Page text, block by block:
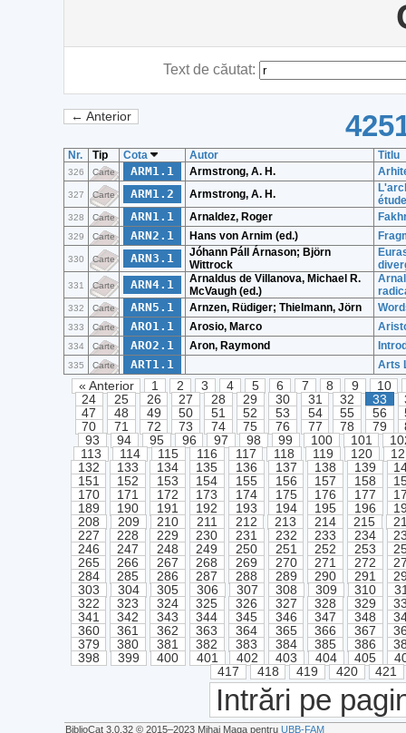
Text de căutat:
← Anterior
Nr. Tip Cota Autor Titlu
326 Carte ARM1.1 Armstrong, A. H.
327 Carte ARM1.2 Armstrong, A. H.
328 Carte ARN1.1 Arnaldez, Roger
329 Carte ARN2.1 Hans von Arnim (ed.)
330 Carte ARN3.1
Jóhann Páll Árnason; Björn
Wittrock
331 Carte ARN4.1
Arnaldus de Villanova, Michael R.
McVaugh (ed.)
332 Carte ARN5.1 Arnzen, Rüdiger; Thielmann‎, ‬Jörn
333 Carte ARO1.1 Arosio, Marco
334 Carte ARO2.1 Aron, Raymond
335 Carte ART1.1 Arts
« Anterior 1 2 3 4 5 6 7 8 9
10
24
25 26 27 28 29 30 31 32 33
47
48 49 50 51 52 53 54 55 56
70
71 72 73 74 75 76 77 78 79
93
94 95 96 97 98 99 100 101
113
114 115 116 117 118 119 120
132
133 134 135 136 137 138 139
151
152 153 154 155 156 157 158
170
171 172 173 174 175 176 177
189
190 191 192 193 194 195 196
208
209 210 211 212 213 214 215
227
228 229 230 231 232 233 234
246
247 248 249 250 251 252 253
265
266 267 268 269 270 271 272
284
285 286 287 288 289 290 291
303
304 305 306 307 308 309 310
322
323 324 325 326 327 328 329
341
342 343 344 345 346 347 348
360
361 362 363 364 365 366 367
379
380 381 382 383 384 385 386
398
399 400 401 402 403 404 405
417
418 419 420 421
Intrări pe
BiblioCat 3.0.32 © 2015‒2023 Mihai Maga pentru UBB-FAM